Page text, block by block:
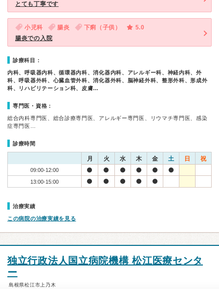
とても丁寧です
小児科 腸炎 下痢（子供）
5.0
腸炎での入院
診療科目：
内科、呼吸器内科、循環器内科、消化器内科、アレルギー科、神経内科、外
科、呼吸器外科、心臓血管外科、消化器外科、脳神経外科、整形外科、形成外
科、リハビリテーション科、皮膚…
専門医・資格：
総合内科専門医、総合診療専門医、アレルギー専門医、リウマチ専門医、感染
症専門医…
診療時間
月 火 水 木 金 土 日 祝
09:00-12:00
13:00-15:00
治療実績
この病院の治療実績を見る
独立行政法人国立病院機構 松江医療センタ
ー
島根県松江市上乃木